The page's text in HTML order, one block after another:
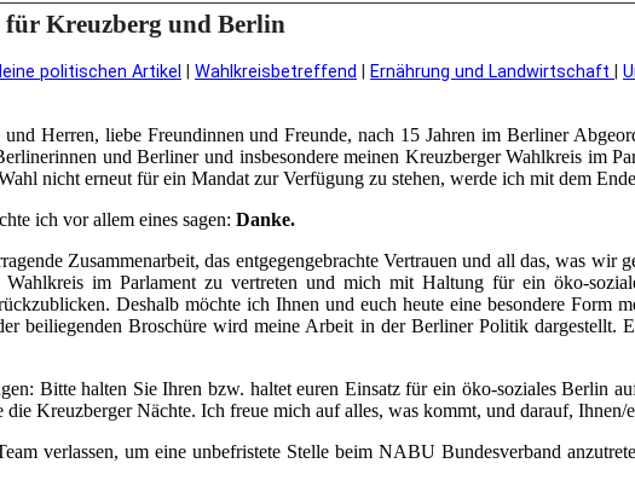
Kreuzberg und Berlin
politischen Artikel Wahlkreisbetreffend Ernährung und Landwirtschaft
und Herren, liebe Freundinnen und Freunde, nach 15 Jahren im Berliner
und Berliner und insbesondere meinen Kreuzberger Wahlkreis im
nicht erneut für ein Mandat zur Verfügung zu stehen, werde ich mit dem
ich vor allem eines sagen: Danke.
Zusammenarbeit, das entgegengebrachte Vertrauen und all das, was
Wahlkreis im Parlament zu vertreten und mich mit Haltung für ein öko-
Deshalb möchte ich Ihnen und euch heute eine besondere Form
beiliegenden Broschüre wird meine Arbeit in der Berliner Politik dargestellt.
Bitte halten Sie Ihren bzw. haltet euren Einsatz für ein öko-soziales Berlin
Kreuzberger Nächte. Ich freue mich auf alles, was kommt, und darauf, Ihnen/
verlassen, um eine unbefristete Stelle beim NABU Bundesverband